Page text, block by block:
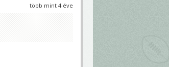
több mint 4 éve